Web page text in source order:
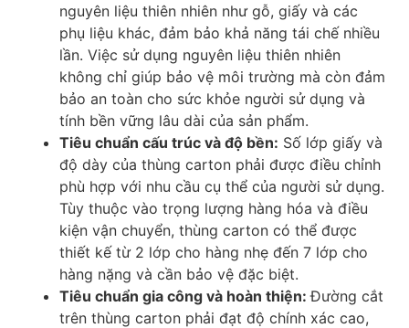
nguyên liệu thiên nhiên như gỗ, giấy và các
phụ liệu khác, đảm bảo khả năng tái chế nhiều
lần. Việc sử dụng nguyên liệu thiên nhiên
không chỉ giúp bảo vệ môi trường mà còn đảm
bảo an toàn cho sức khỏe người sử dụng và
tính bền vững lâu dài của sản phẩm.
Tiêu chuẩn cấu trúc và độ bền: Số lớp giấy và
độ dày của thùng carton phải được điều chỉnh
phù hợp với nhu cầu cụ thể của người sử dụng.
Tùy thuộc vào trọng lượng hàng hóa và điều
kiện vận chuyển, thùng carton có thể được
thiết kế từ 2 lớp cho hàng nhẹ đến 7 lớp cho
hàng nặng và cần bảo vệ đặc biệt.
Tiêu chuẩn gia công và hoàn thiện:Đường cắt
trên thùng carton phải đạt độ chính xác cao,